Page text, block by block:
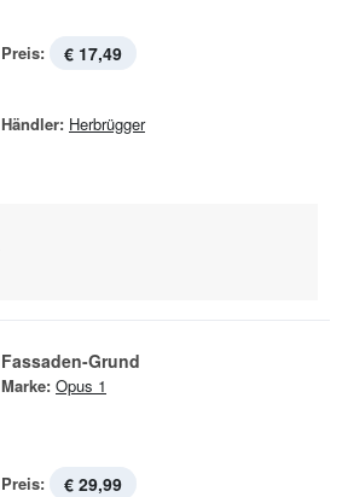
Preis: € 17,49
Händler: Herbrügger
Fassaden-Grund
Marke: Opus 1
Preis: € 29,99